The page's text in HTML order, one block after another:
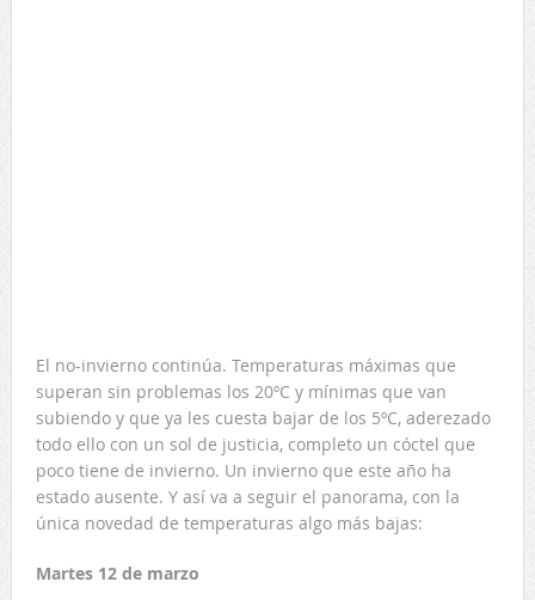
El no-invierno continúa. Temperaturas máximas que
superan sin problemas los 20ºC y mínimas que van
subiendo y que ya les cuesta bajar de los 5ºC, aderezado
todo ello con un sol de justicia, completo un cóctel que
poco tiene de invierno. Un invierno que este año ha
estado ausente. Y así va a seguir el panorama, con la
única novedad de temperaturas algo más bajas:
Martes 12 de marzo